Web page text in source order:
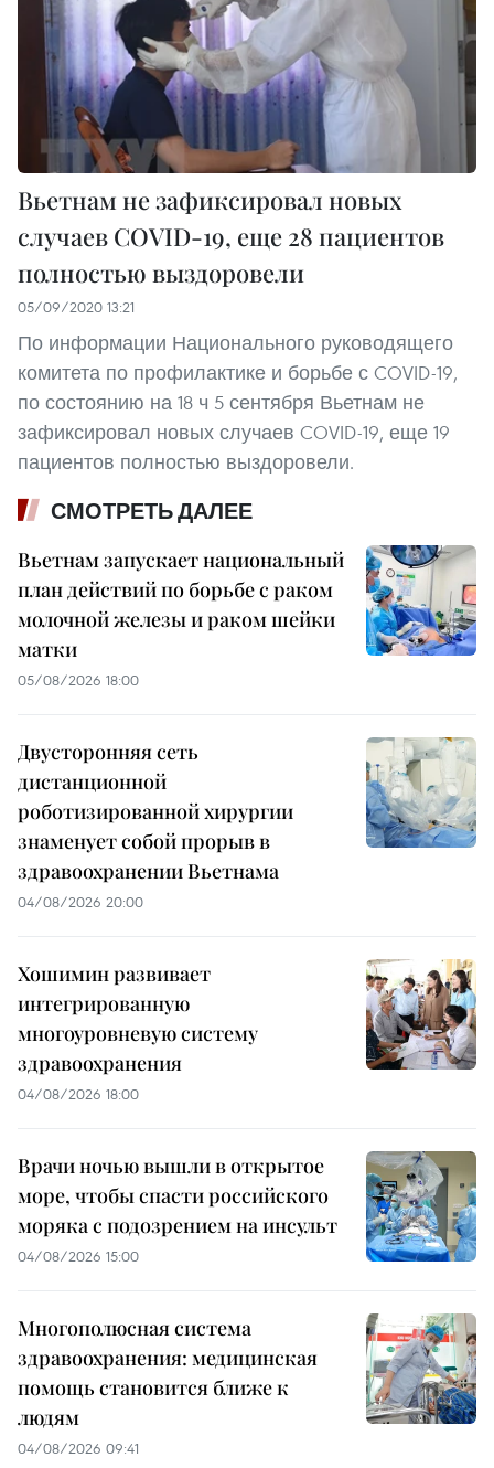
Вьетнам не зафиксировал новых
случаев COVID-19, еще 28 пациентов
полностью выздоровели
05/09/2020 13:21
По информации Национального руководящего
комитета по профилактике и борьбе с COVID-19,
по состоянию на 18 ч 5 сентября Вьетнам не
зафиксировал новых случаев COVID-19, еще 19
пациентов полностью выздоровели.
СМОТРЕТЬ ДАЛЕЕ
Вьетнам запускает национальный
план действий по борьбе с раком
молочной железы и раком шейки
матки
05/08/2026 18:00
Двусторонняя сеть
дистанционной
роботизированной хирургии
знаменует собой прорыв в
здравоохранении Вьетнама
04/08/2026 20:00
Хошимин развивает
интегрированную
многоуровневую систему
здравоохранения
04/08/2026 18:00
Врачи ночью вышли в открытое
море, чтобы спасти российского
моряка с подозрением на инсульт
04/08/2026 15:00
Многополюсная система
здравоохранения: медицинская
помощь становится ближе к
людям
04/08/2026 09:41